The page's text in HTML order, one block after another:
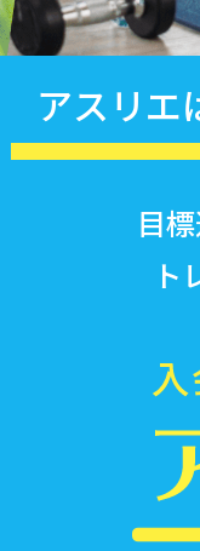
アスリエ
目
ト